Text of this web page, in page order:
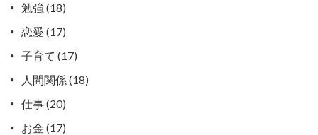
勉強 (18)
恋愛 (17)
子育て (17)
人間関係(18)
仕事(20)
お金 (17)